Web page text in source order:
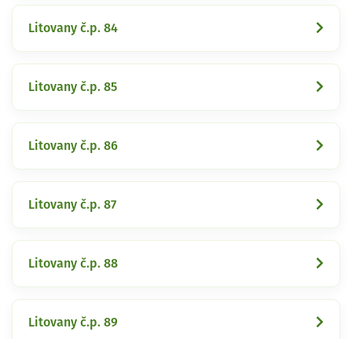
Litovany č.p. 84
Litovany č.p. 85
Litovany č.p. 86
Litovany č.p. 87
Litovany č.p. 88
Litovany č.p. 89